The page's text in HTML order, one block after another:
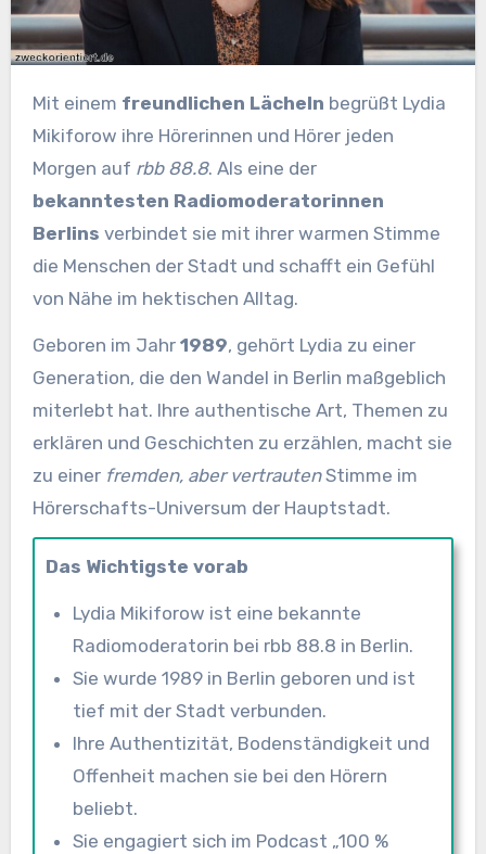
Mit einem freundlichen Lächeln begrüßt Lydia
Mikiforow ihre Hörerinnen und Hörer jeden
Morgen auf rbb 88.8. Als eine der
bekanntesten Radiomoderatorinnen
Berlins verbindet sie mit ihrer warmen Stimme
die Menschen der Stadt und schafft ein Gefühl
von Nähe im hektischen Alltag.
Geboren im Jahr 1989, gehört Lydia zu einer
Generation, die den Wandel in Berlin maßgeblich
miterlebt hat. Ihre authentische Art, Themen zu
erklären und Geschichten zu erzählen, macht sie
zu einer fremden, aber vertrautenStimme im
Hörerschafts-Universum der Hauptstadt.
Das Wichtigste vorab
Lydia Mikiforow ist eine bekannte
Radiomoderatorin bei rbb 88.8 in Berlin.
Sie wurde 1989 in Berlin geboren und ist
tief mit der Stadt verbunden.
Ihre Authentizität, Bodenständigkeit und
Offenheit machen sie bei den Hörern
beliebt.
Sie engagiert sich im Podcast „100 %